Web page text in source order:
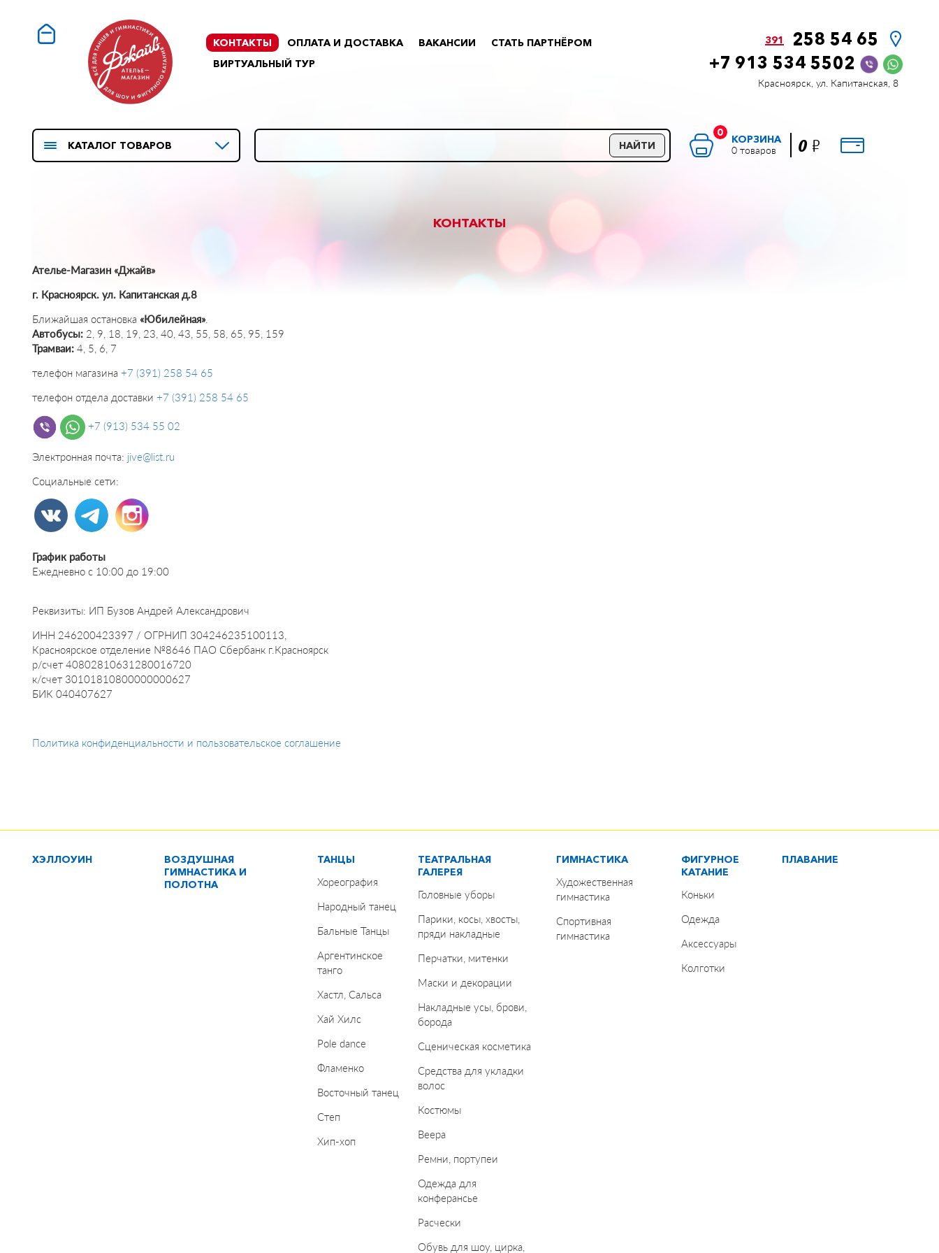
КОНТАКТЫ ОПЛАТА И ДОСТАВКА ВАКАНСИИ
СТАТЬ ПАРТНЁРОМ
ВИРТУАЛЬНЫЙ ТУР
391
258 54 65
+7 913 534 5502
Красноярск, ул. Капитанская, 8
КАТАЛОГ ТОВАРОВ НАЙТИ
0
КОРЗИНА
0 товаров 0 Р
КОНТАКТЫ
Ателье-Магазин «Джайв»
г. Красноярск. ул. Капитанская д.8
Ближайшая остановка «Юбилейная».
Автобусы: 2, 9, 18, 19, 23, 40, 43, 55, 58, 65, 95, 159
Трамваи: 4, 5, 6, 7
телефон магазина +7 (391) 258 54 65
телефон отдела доставки +7 (391) 258 54 65
+7 (913) 534 55 02
Электронная почта: jive@list.ru
Социальные сети:
График работы
Ежедневно с 10:00 до 19:00
Реквизиты: ИП Бузов Андрей Александрович
ИНН 246200423397 / ОГРНИП 304246235100113,
Красноярское отделение №8646 ПАО Сбербанк г.Красноярск
р/счет 40802810631280016720
к/счет 30101810800000000627
БИК 040407627
Политика конфиденциальности и пользовательское соглашение
ХЭЛЛОУИН
ВОЗДУШНАЯ
ГИМНАСТИКА И
ПОЛОТНА
ТАНЦЫ
Хореография
Народный танец
Бальные Танцы
Аргентинское
танго
Хастл, Сальса
Хай Хилс
Pole dance
Фламенко
Восточный танец
Степ
Хип-хоп
ТЕАТРАЛЬНАЯ
ГАЛЕРЕЯ
Головные уборы
Парики, косы, хвосты,
пряди накладные
Перчатки, митенки
Маски и декорации
Накладные усы, брови,
борода
Сценическая косметика
Средства для укладки
волос
Костюмы
Веера
Ремни, портупеи
Одежда для
конферансье
Расчески
Обувь для шоу, цирка,
ГИМНАСТИКА
Художественная
гимнастика
Спортивная
гимнастика
ФИГУРНОЕ
КАТАНИЕ
Коньки
Одежда
Аксессуары
Колготки
ПЛАВАНИЕ